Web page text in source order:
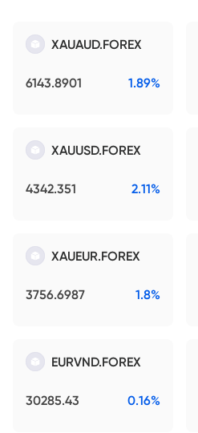
XAUAUD.FOREX
6143.8901 1.89%
XAUUSD.FOREX
4342.351 2.11%
XAUEUR.FOREX
3756.6987 1.8%
EURVND.FOREX
30285.43 0.16%